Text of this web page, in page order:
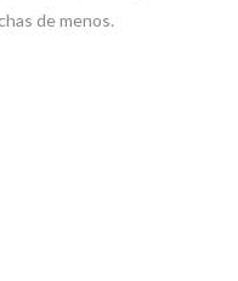
de menos.